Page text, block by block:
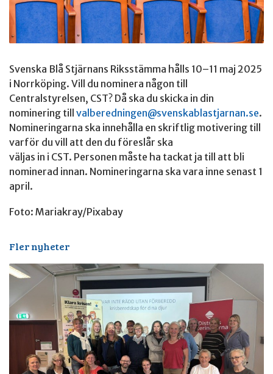
Svenska Blå Stjärnans Riksstämma hålls 10–11 maj 2025
i Norrköping. Vill du nominera någon till
Centralstyrelsen, CST? Då ska du skicka in din
nominering till valberedningen@svenskablastjarnan.se.
Nomineringarna ska innehålla en skriftlig motivering till
varför du vill att den du föreslår ska
väljas in i CST. Personen måste ha tackat ja till att bli
nominerad innan. Nomineringarna ska vara inne senast 1
april.
Foto: Mariakray/Pixabay
Fler nyheter